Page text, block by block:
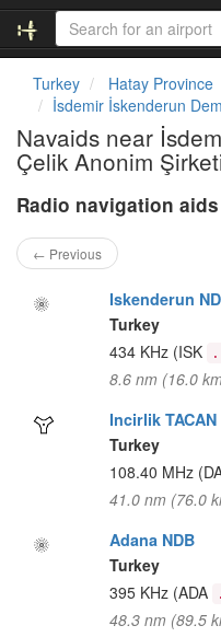
Turkey Hatay Province
İsdemir İskenderun
Navaids near
Çelik Anonim
Radio navigation
← Previous
Iskenderun
Turkey
434 KHz (ISK
8.6 nm (16.0
Incirlik TACAN
Turkey
108.40 MHz
41.0 nm (76.0
Adana NDB
Turkey
395 KHz (ADA
48.3 nm (89.5